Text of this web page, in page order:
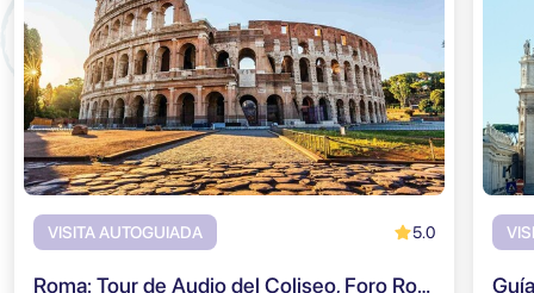
VISITA AUTOGUIADA 5.0
Roma: Tour de Audio del Coliseo, Foro Romano y Monte Palatino